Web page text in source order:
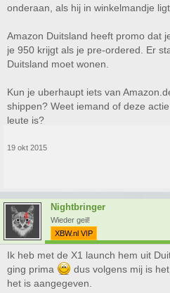
onderaan, als hij in winkelmandje
Amazon Duitsland heeft promo dat
je 950 krijgt als je pre-ordered. Er
Duitsland moet wonen.
Kun je uberhaupt iets van
shippen? Weet iemand of deze
leute is?
19 okt 2015
Nightbringer
Wieder geil!
XBW.nl VIP
Ik heb met de X1 launch hem uit
ging prima
dus volgens mij is
het is aangegeven.